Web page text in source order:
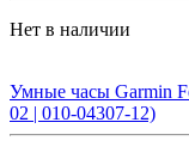
Нет в наличии
Умные часы Garmin
02 | 010-04307-12)